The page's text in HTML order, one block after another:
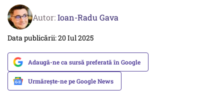
Autor:Ioan-Radu Gava
Data publicării: 20 Iul 2025
Adaugă-ne ca sursă preferată în Google
Urmărește-ne pe Google News